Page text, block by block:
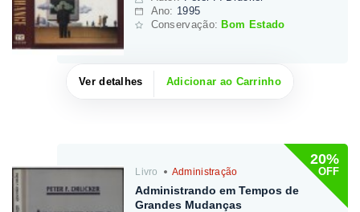
Ano: 1995
Conservação:Bom Estado
Ver detalhes Adicionar ao Carrinho
20%
OFF
Livro Administração
Administrando em Tempos de
Grandes Mudanças